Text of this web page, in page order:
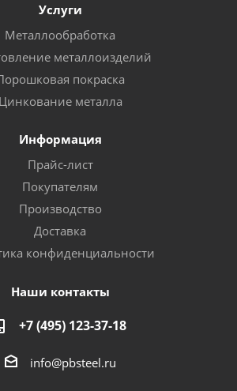
Услуги
Металлообработка
металлоизделий
покраска
Цинкование металла
Информация
Прайс-лист
Покупателям
Производство
Доставка
конфиденциальности
Наши контакты
+7 (495) 123-37-18
info@pbsteel.ru